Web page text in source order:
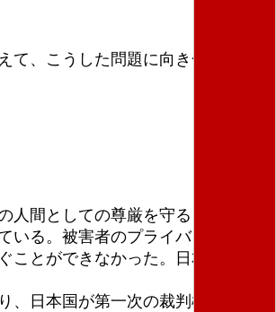
、こうした問題に向き合って連
間としての尊厳を守ることがで
る。被害者のプライバシーや人
とができなかった。日本政府は
日本国が第一次の裁判権を行使